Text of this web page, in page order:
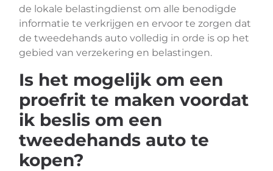
de lokale belastingdienst om alle benodigde
informatie te verkrijgen en ervoor te zorgen dat
de tweedehands auto volledig in orde is op het
gebied van verzekering en belastingen.
Is het mogelijk om een
proefrit te maken voordat
ik beslis om een
tweedehands auto te
kopen?